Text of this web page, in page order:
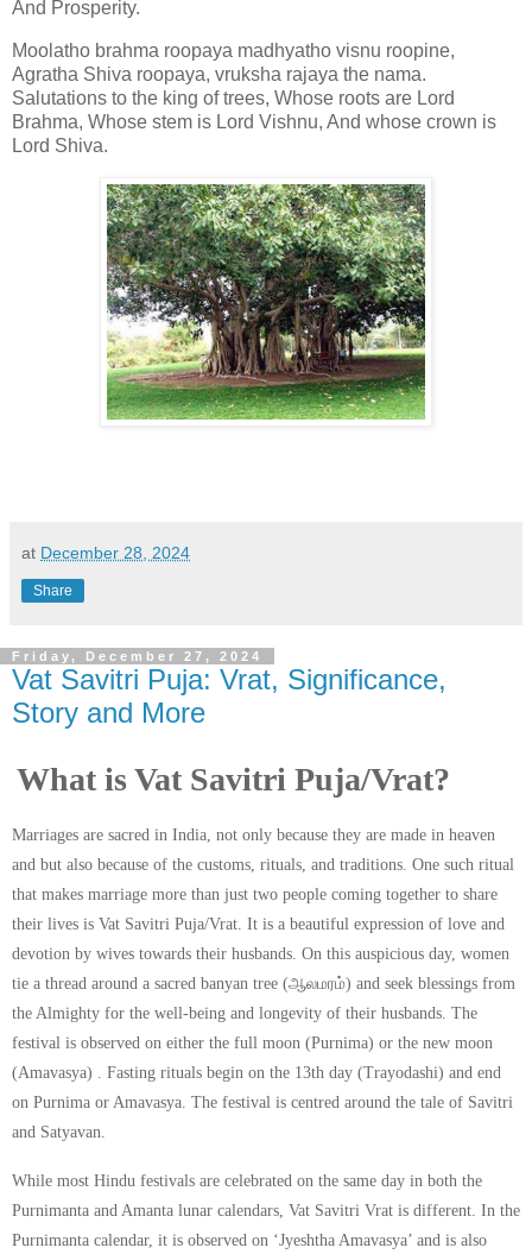
And Prosperity.
Moolatho brahma roopaya madhyatho visnu roopine,
Agratha Shiva roopaya, vruksha rajaya the nama.
Salutations to the king of trees, Whose roots are Lord
Brahma, Whose stem is Lord Vishnu, And whose crown is
Lord Shiva.
at December 28, 2024
Share
Friday, December 27, 2024
Vat Savitri Puja: Vrat, Significance,
Story and More
What is Vat Savitri Puja/Vrat?
Marriages are sacred in India, not only because they are made in heaven
and but also because of the customs, rituals, and traditions. One such ritual
that makes marriage more than just two people coming together to share
their lives is Vat Savitri Puja/Vrat. It is a beautiful expression of love and
devotion by wives towards their husbands. On this auspicious day, women
tie a thread around a sacred banyan tree (ஆலமரம்) and seek blessings from
the Almighty for the well-being and longevity of their husbands. The
festival is observed on either the full moon (Purnima) or the new moon
(Amavasya) . Fasting rituals begin on the 13th day (Trayodashi) and end
on Purnima or Amavasya. The festival is centred around the tale of Savitri
and Satyavan.
While most Hindu festivals are celebrated on the same day in both the
Purnimanta and Amanta lunar calendars, Vat Savitri Vrat is different. In the
Purnimanta calendar, it is observed on ‘Jyeshtha Amavasya’ and is also